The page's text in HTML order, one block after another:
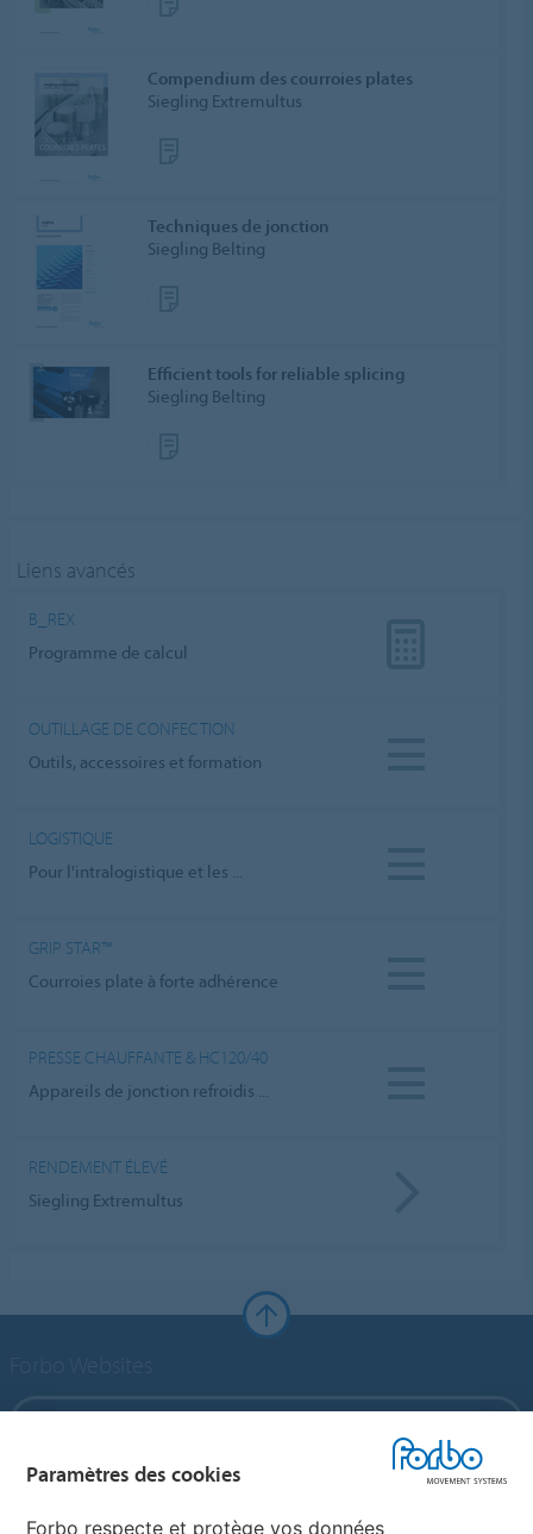
Compendium des courroies plates
Siegling Extremultus
Techniques de jonction
Siegling Belting
Efficient tools for reliable splicing
Siegling Belting
Liens avancés
B_REX
Programme de calcul
OUTILLAGE DE CONFECTION
Outils, accessoires et formation
LOGISTIQUE
Pour l'intralogistique et les ...
GRIP STAR™
Courroies plate à forte adhérence
PRESSE CHAUFFANTE & HC120/40
Appareils de jonction refroidis ...
RENDEMENT ÉLEVÉ
Siegling Extremultus
Forbo Flooring Systems
Paramètres des cookies
Forbo respecte et protège vos données